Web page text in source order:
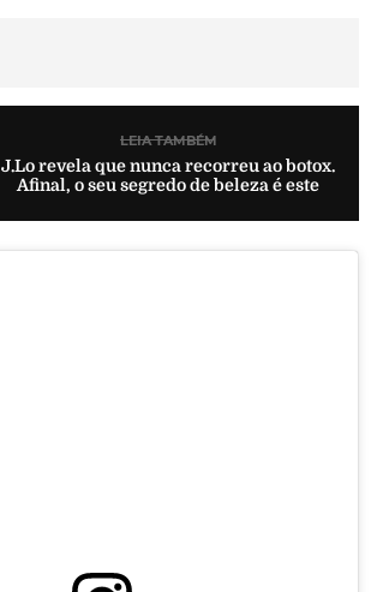
LEIA TAMBÉM
J.Lo revela que nunca recorreu ao botox.
Afinal, o seu segredo de beleza é este